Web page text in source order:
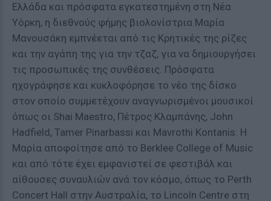
Ελλάδα και πρόσφατα εγκατεστημένη στη Νέα
Υόρκη, η διεθνούς φήμης βιολονίστρια Μαρία
Μανουσάκη εμπνέεται από τις Κρητικές της ρίζες
και την αγάπη της για την τζαζ, για να δημιουργήσει
τις προσωπικές της συνθέσεις. Πρόσφατα
ηχογράφησε και κυκλοφόρησε το νέο της δίσκο
στον οποίο συμμετέχουν αναγνωρισμένοι μουσικοί
όπως οι Shai Maestro, Πέτρος Κλαμπάνης, John
Hadfield, Tamer Pinarbassi και Mavrothi Kontanis. Η
Μαρία αποφοίτησε από το Berklee College of Music
και από τότε έχει εμφανιστεί σε φεστιβάλ και
αίθουσες συναυλιών ανά τον κόσμο, όπως το Perth
Concert Hall στην Αυστραλία, το Lincoln Centre στη